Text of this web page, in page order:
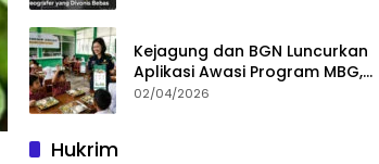
Kejagung dan BGN Luncurkan
Aplikasi Awasi Program MBG,
Begini Cara Lapornya
02/04/2026
Hukrim